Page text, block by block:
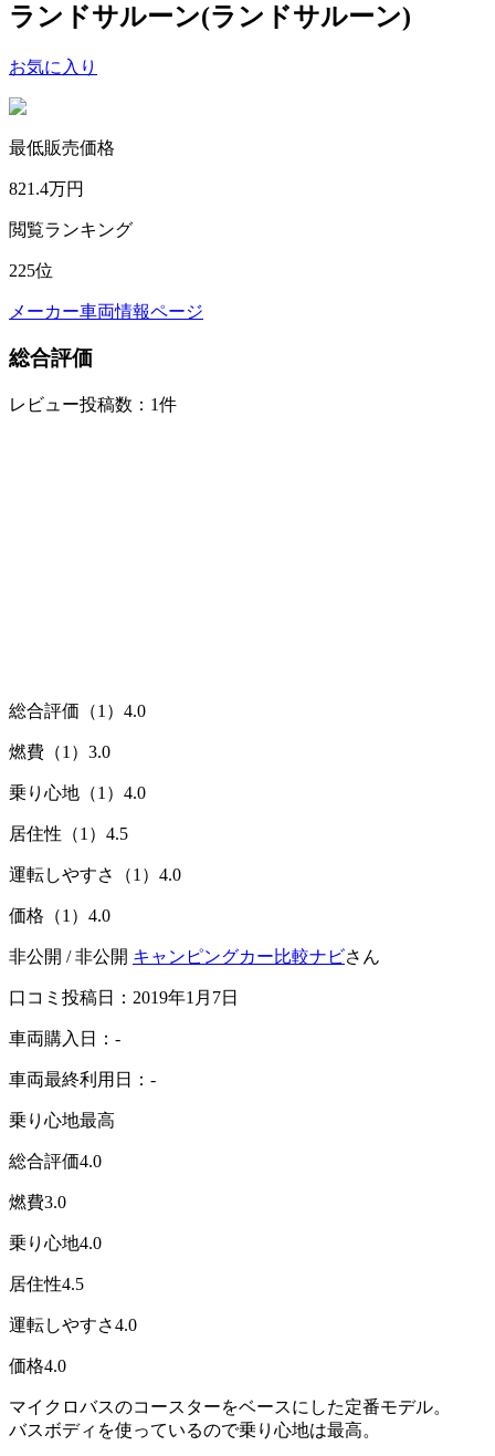
ランドサルーン(ランドサルーン)
お気に入り
最低販売価格
821.4万円
閲覧ランキング
225位
メーカー車両情報ページ
総合評価
レビュー投稿数：1件
総合評価（1） 4.0
燃費（1） 3.0
乗り心地（1） 4.0
居住性（1） 4.5
運転しやすさ（1） 4.0
価格（1） 4.0
非公開 / 非公開 キャンピングカー比較ナビさん
口コミ投稿日：2019年1月7日
車両購入日：-
車両最終利用日：-
乗り心地最高
総合評価4.0
燃費3.0
乗り心地4.0
居住性4.5
運転しやすさ4.0
価格4.0
マイクロバスのコースターをベースにした定番モデル。
バスボディを使っているので乗り心地は最高。